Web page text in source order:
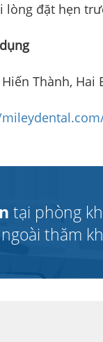
lòng đặt hẹn
Thành, Hai
tại phòng
thăm